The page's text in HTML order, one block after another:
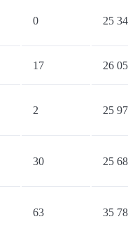
0 25
17 26
2 25
30 25
63 35